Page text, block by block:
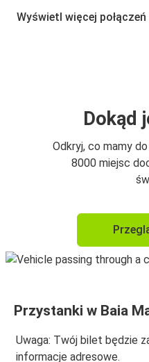
Budapeszt
Warszawa
Baia Mare
Wyświetl więcej połączeń
Dokąd
Odkryj, co mamy
8000 miejsc
Przystanki w Baia
Uwaga: Twój bilet będzie
informacje adresowe.